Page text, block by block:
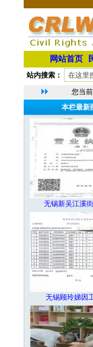
网站首页
站内搜索：
您当
本栏最新
无锡新吴江溪
无锡顾玲娣因